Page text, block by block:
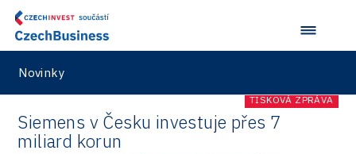
Novinky
TISKOVÁ ZPRÁVA
Siemens v Česku investuje přes 7
miliard korun